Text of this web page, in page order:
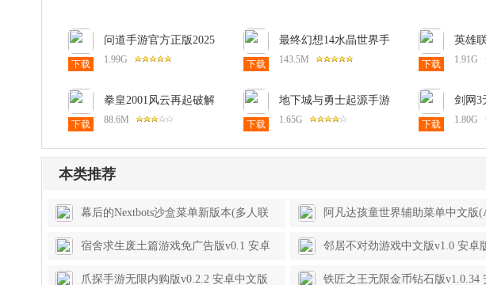
下载
问道手游官方正版2025
最新版本v2.144.0916
安卓手机版
1.99G 下载
最终幻想14水晶世界手
游公测版v1.0.2 官方安
卓版
143.5M 下载
英雄
2025
安卓
1.91G
下载
拳皇2001风云再起破解
版内置菜单2025版
(KOF 2001 ACA
文版
88.6M 下载
地下城与勇士起源手游
2025官方版v111.6.7.0
安卓公测版
1.65G 下载
剑网3
通版
1.80G
本类推荐
幕后的Nextbots沙盒菜单新版本(多人联
机)v9.1.1 安卓中文版
阿凡达孩童世界辅助菜单中文版
World)v1.172 安卓版
宿舍求生废土篇游戏免广告版v0.1 安卓
版
邻居不对劲游戏中文版v1.0 安卓
爪探手游无限内购版v0.2.2 安卓中文版 铁匠之王无限金币钻石版v1.0.34